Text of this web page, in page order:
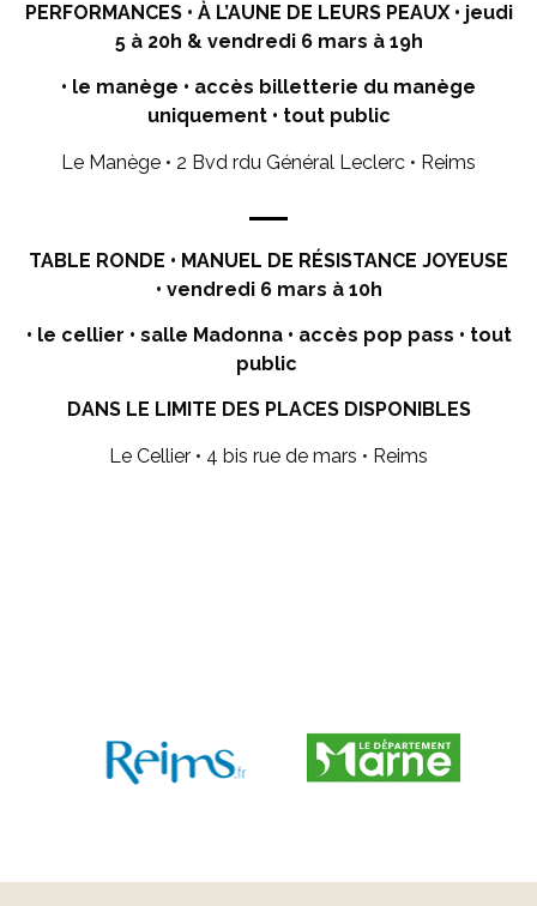
PERFORMANCES • À L’AUNE DE LEURS PEAUX • jeudi
5 à 20h & vendredi 6 mars à 19h
• le manège • accès billetterie du manège
uniquement • tout public
Le Manège • 2 Bvd rdu Général Leclerc • Reims
TABLE RONDE • MANUEL DE RÉSISTANCE JOYEUSE
• vendredi 6 mars à 10h
• le cellier • salle Madonna • accès pop pass • tout
public
DANS LE LIMITE DES PLACES DISPONIBLES
Le Cellier • 4 bis rue de mars • Reims